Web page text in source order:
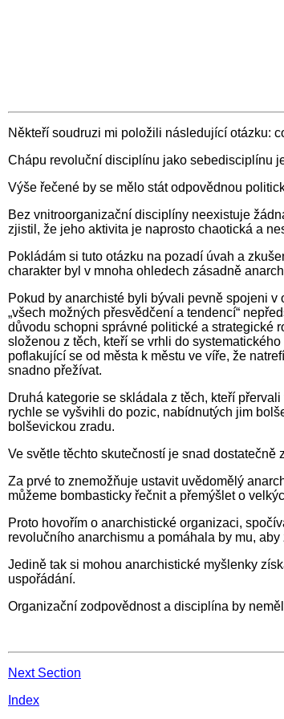
Někteří soudruzi mi položili následující otázku:
Chápu revoluční disciplínu jako sebedisciplínu
Výše řečené by se mělo stát odpovědnou
Bez vnitroorganizační disciplíny neexistuje
zjistil, že jeho aktivita je naprosto chaotická a
Pokládám si tuto otázku na pozadí úvah a
charakter byl v mnoha ohledech zásadně
Pokud by anarchisté byli bývali pevně spojeni
„všech možných přesvědčení a tendencí“
důvodu schopni správné politické a strategické
složenou z těch, kteří se vrhli do
poflakující se od města k městu ve víře, že
snadno přežívat.
Druhá kategorie se skládala z těch, kteří
rychle se vyšvihli do pozic, nabídnutých jim
bolševickou zradu.
Ve světle těchto skutečností je snad
Za prvé to znemožňuje ustavit uvědomělý
můžeme bombasticky řečnit a přemýšlet o
Proto hovořím o anarchistické organizaci,
revolučního anarchismu a pomáhala by mu,
Jedině tak si mohou anarchistické myšlenky
uspořádání.
Organizační zodpovědnost a disciplína by
Next Section
Index